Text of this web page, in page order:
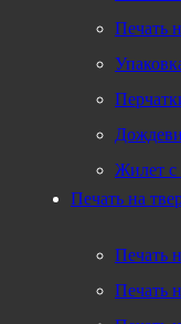
Печать
Жилет с
Печать на
Печать
Печать